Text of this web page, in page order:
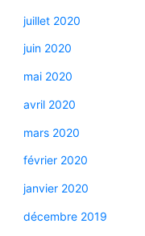
juillet 2020
juin 2020
mai 2020
avril 2020
mars 2020
février 2020
janvier 2020
décembre 2019